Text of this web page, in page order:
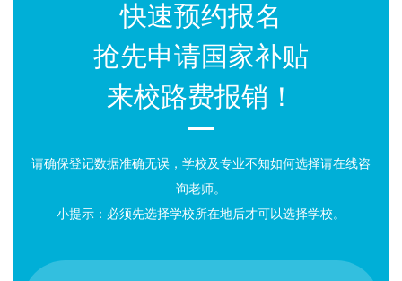
快速预约报名
抢先申请国家补贴
来校路费报销！
请确保登记数据准确无误，学校及专业不知如何选择请在线咨
询老师。
小提示：必须先选择学校所在地后才可以选择学校。